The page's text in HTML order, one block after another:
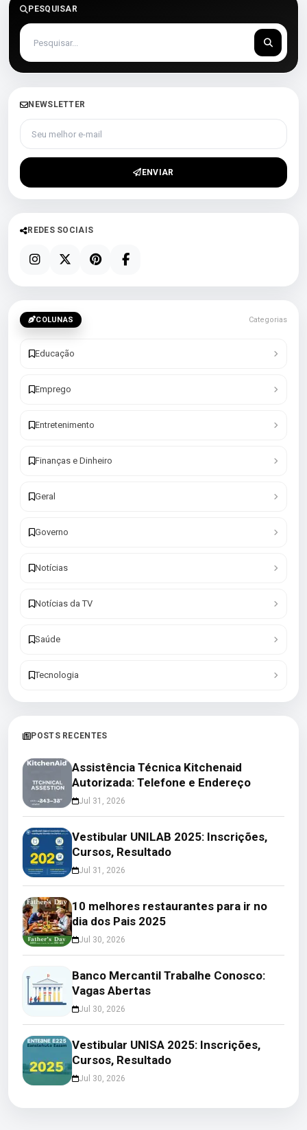
PESQUISAR
NEWSLETTER
Seu melhor e-mail
ENVIAR
REDES SOCIAIS
COLUNAS Categorias
Educação
Emprego
Entretenimento
Finanças e Dinheiro
Geral
Governo
Notícias
Notícias da TV
Saúde
Tecnologia
POSTS RECENTES
Assistência Técnica Kitchenaid
Autorizada: Telefone e Endereço
Jul 31, 2026
Vestibular UNILAB 2025: Inscrições,
Cursos, Resultado
Jul 31, 2026
10 melhores restaurantes para ir no
dia dos Pais 2025
Jul 30, 2026
Banco Mercantil Trabalhe Conosco:
Vagas Abertas
Jul 30, 2026
Vestibular UNISA 2025: Inscrições,
Cursos, Resultado
Jul 30, 2026